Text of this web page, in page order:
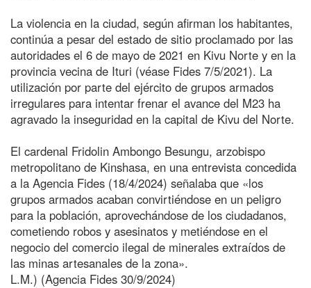
La violencia en la ciudad, según afirman los habitantes,
continúa a pesar del estado de sitio proclamado por las
autoridades el 6 de mayo de 2021 en Kivu Norte y en la
provincia vecina de Ituri (véase Fides 7/5/2021). La
utilización por parte del ejército de grupos armados
irregulares para intentar frenar el avance del M23 ha
agravado la inseguridad en la capital de Kivu del Norte.
El cardenal Fridolin Ambongo Besungu, arzobispo
metropolitano de Kinshasa, en una entrevista concedida
a la Agencia Fides (18/4/2024) señalaba que «los
grupos armados acaban convirtiéndose en un peligro
para la población, aprovechándose de los ciudadanos,
cometiendo robos y asesinatos y metiéndose en el
negocio del comercio ilegal de minerales extraídos de
las minas artesanales de la zona».
L.M.) (Agencia Fides 30/9/2024)